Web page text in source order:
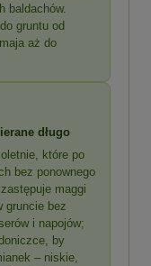
baldachów.
gruntu od
aż do
długo
które po
bez ponownego
maggi
gruncie bez
i napojów;
by
– niskie,